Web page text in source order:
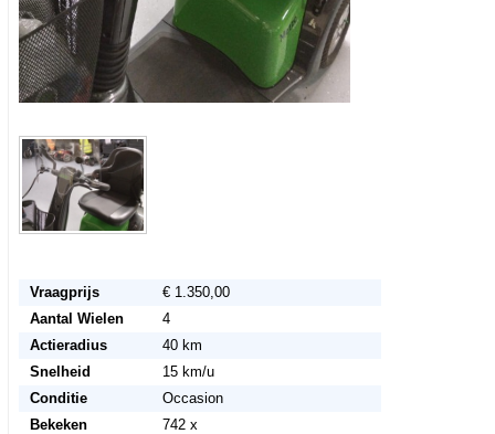
Vraagprijs
€ 1.350,00
Aantal Wielen
4
Actieradius
40 km
Snelheid
15 km/u
Conditie
Occasion
Bekeken
742 x